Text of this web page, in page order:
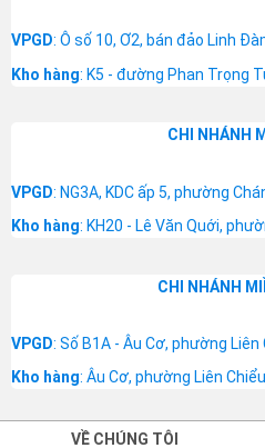
VPGD: Ô số 10, Ơ2, bán đảo Linh
Kho hàng: K5 - đường Phan Trọng
CHI NHÁNH
VPGD: NG3A, KDC ấp 5, phường
Kho hàng: KH20 - Lê Văn Quới,
CHI NHÁNH
VPGD: Số B1A - Âu Cơ, phường Liên
Kho hàng: Âu Cơ, phường Liên
VỀ CHÚNG TÔI